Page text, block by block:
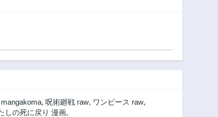
mangakoma, 呪術廻戦 raw, ワンピース raw,
しの死に戻り 漫画,